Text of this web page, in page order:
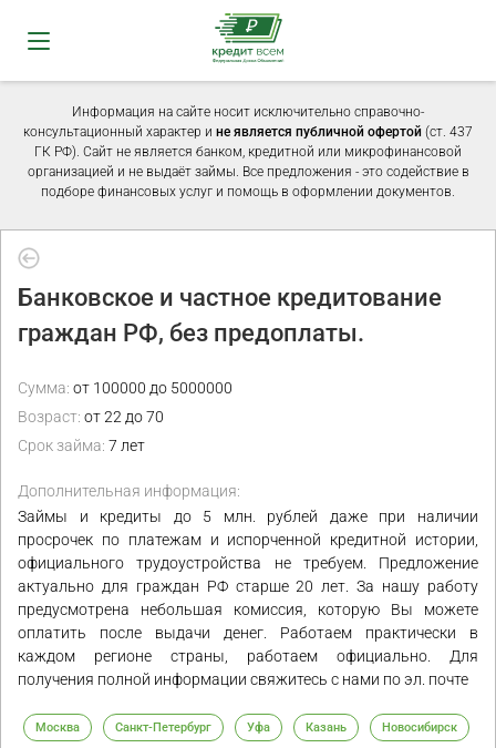
Информация на сайте носит исключительно справочно-
консультационный характер и не является публичной офертой (ст. 437
ГК РФ). Сайт не является банком, кредитной или микрофинансовой
организацией и не выдаёт займы. Все предложения - это содействие в
подборе финансовых услуг и помощь в оформлении документов.
Банковское и частное кредитование
граждан РФ, без предоплаты.
Сумма: от 100000 до 5000000
Возраст: от 22 до 70
Срок займа: 7 лет
Дополнительная информация:
Займы и кредиты до 5 млн. рублей даже при наличии
просрочек по платежам и испорченной кредитной истории,
официального трудоустройства не требуем. Предложение
актуально для граждан РФ старше 20 лет. За нашу работу
предусмотрена небольшая комиссия, которую Вы можете
оплатить после выдачи денег. Работаем практически в
каждом регионе страны, работаем официально. Для
получения полной информации свяжитесь с нами по эл. почте
Москва Санкт-Петербург Уфа Казань Новосибирск